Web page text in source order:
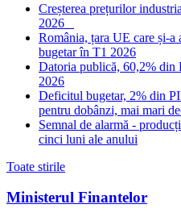
Creșterea prețurilor
2026
România, țara UE care și-
bugetar în T1 2026
Datoria publică, 60,2% din
2026
Deficitul bugetar, 2% din
pentru dobânzi, mai mari
Semnal de alarmă -
cinci luni ale anului
Toate stirile
Ministerul Finantelor